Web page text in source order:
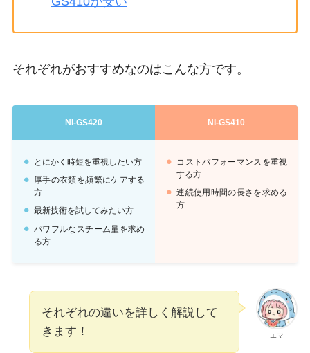
それぞれがおすすめなのはこんな方です。
NI-GS420 NI-GS410
とにかく時短を重視したい方
厚手の衣類を頻繁にケアする
方
最新技術を試してみたい方
パワフルなスチーム量を求め
る方
コストパフォーマンスを重視
する方
連続使用時間の長さを求める
方
エマ
それぞれの違いを詳しく解説して
きます！